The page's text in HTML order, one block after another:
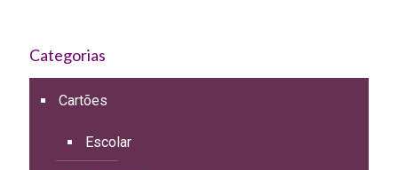
Categorias
Cartões
Escolar